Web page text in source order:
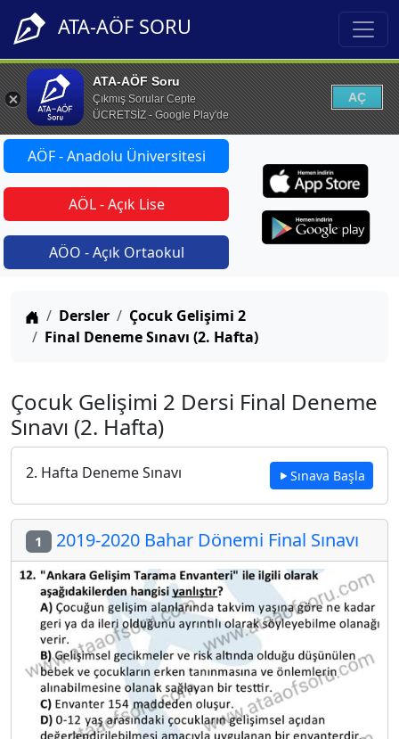
ATA-AÖF SORU
ATA-AÖF Soru
Çıkmış Sorular Cepte
ÜCRETSİZ - Google Play'de
AÇ
AÖF - Anadolu Üniversitesi
AÖL - Açık Lise
AÖO - Açık Ortaokul
Anasayfa
Dersler
Çocuk Gelişimi 2
Final Deneme Sınavı (2. Hafta)
Çocuk Gelişimi 2 Dersi Final Deneme
Sınavı (2. Hafta)
2. Hafta Deneme Sınavı Sınava Başla
1 2019-2020 Bahar Dönemi Final Sınavı